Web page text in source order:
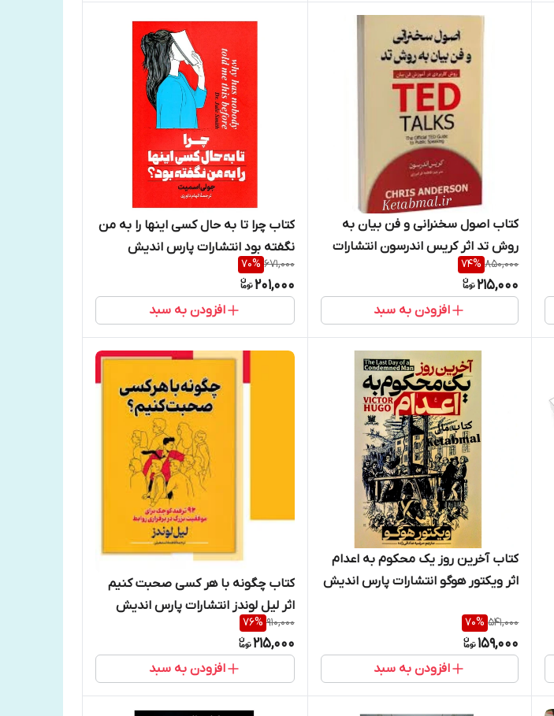
کتاب اصول سخنرانی و فن بیان به
روش تد اثر کریس اندرسون انتشارات
پارس اندیش
850,000
74%
215,000
افزودن به سبد
کتاب چرا تا به حال کسی اینها را به من
نگفته بود انتشارات پارس اندیش
671,000
70%
201,000
افزودن به سبد
کتاب آخرین روز یک محکوم به اعدام
اثر ویکتور هوگو انتشارات پارس اندیش
541,000
70%
159,000
افزودن به سبد
کتاب چگونه با هر کسی صحبت کنیم
اثر لیل لوندز انتشارات پارس اندیش
910,000
76%
215,000
افزودن به سبد